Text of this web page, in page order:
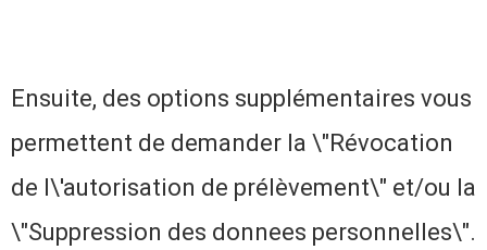
Ensuite, des options supplémentaires vous
permettent de demander la \"Révocation
de l\'autorisation de prélèvement\" et/ou la
\"Suppression des donnees personnelles\".